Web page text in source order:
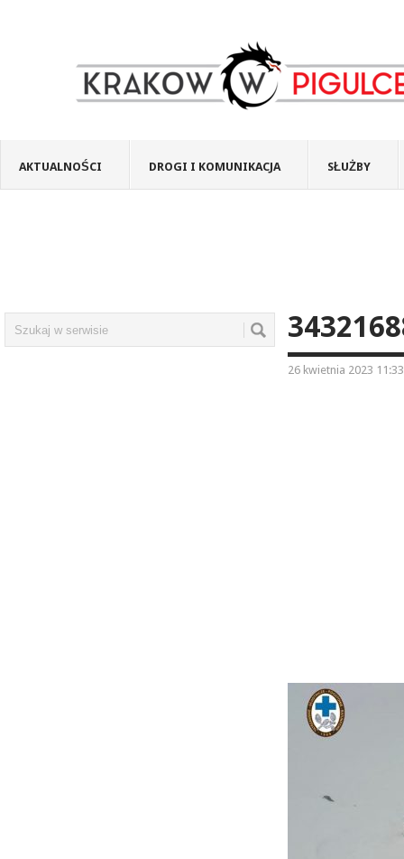
AKTUALNOŚCI DROGI I KOMUNIKACJA SŁUŻBY
26 kwietnia 2023 11:33